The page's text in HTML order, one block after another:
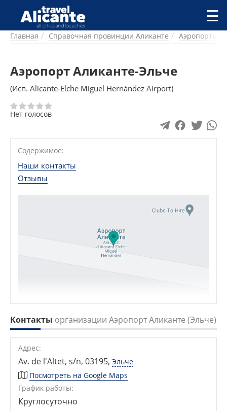
Перейти к основному содержанию
ГОРОДА
ПИТАНИЕ
ПРОЖИВАНИЕ
ПЛЯЖИ
ДОСТОПРИМЕЧАТЕЛЬНОСТИ
КЕМПИНГ
ПРЕДЛОЖЕНИЯ
СТАТЬИ
☰
Главная Справочная провинции Аликанте Аэропорты
Аэропорт Аликанте-Эльче
(Исп. Alicante-Elche Miguel Hernández Airport)
Нет голосов
Содержимое:
Наши контакты
Отзывы
Контакты организации Аэропорт Аликанте (Эльче)
Адрес:
Av. de l'Altet, s/n, 03195, Эльче
Посмотреть на Google Maps
График работы:
Круглосуточно